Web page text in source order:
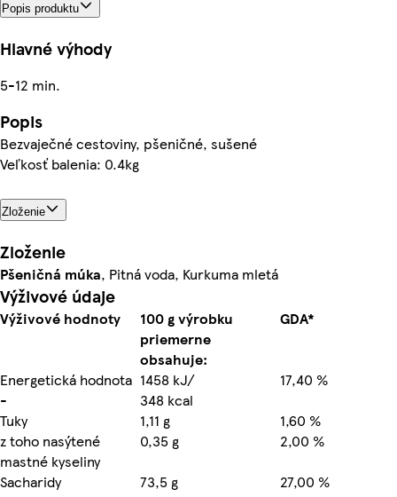
Popis produktu
Hlavné výhody
5-12 min.
Popis
Bezvaječné cestoviny, pšeničné, sušené
Veľkosť balenia: 0.4kg
Zloženie
Zloženie
Pšeničná múka, Pitná voda, Kurkuma mletá
Výživové údaje
Výživové hodnoty
100 g výrobku
priemerne
obsahuje:
GDA*
Energetická hodnota 1458 kJ/
17,40 %
-
348 kcal
Tuky
1,11 g
1,60 %
z toho nasýtené
mastné kyseliny
0,35 g
2,00 %
Sacharidy
73,5 g
27,00 %